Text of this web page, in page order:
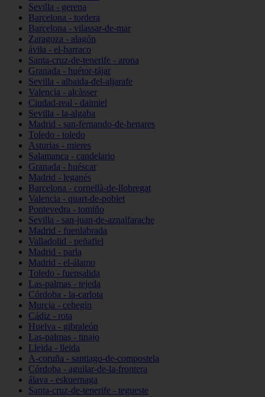
Sevilla - gerena
Barcelona - tordera
Barcelona - vilassar-de-mar
Zaragoza - alagón
ávila - el-barraco
Santa-cruz-de-tenerife - arona
Granada - huétor-tájar
Sevilla - albaida-del-aljarafe
Valencia - alcàsser
Ciudad-real - daimiel
Sevilla - la-algaba
Madrid - san-fernando-de-henares
Toledo - toledo
Asturias - mieres
Salamanca - candelario
Granada - huéscar
Madrid - leganés
Barcelona - cornellà-de-llobregat
Valencia - quart-de-poblet
Pontevedra - tomiño
Sevilla - san-juan-de-aznalfarache
Madrid - fuenlabrada
Valladolid - peñafiel
Madrid - parla
Madrid - el-álamo
Toledo - fuensalida
Las-palmas - tejeda
Córdoba - la-carlota
Murcia - cehegín
Cádiz - rota
Huelva - gibraleón
Las-palmas - tinajo
Lleida - lleida
A-coruña - santiago-de-compostela
Córdoba - aguilar-de-la-frontera
álava - eskuernaga
Santa-cruz-de-tenerife - tegueste